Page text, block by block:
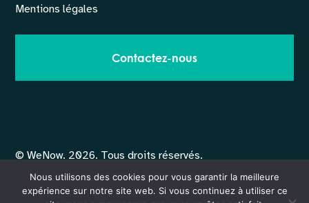
Mentions légales
Contactez-nous
© WeNow. 2026. Tous droits réservés.
No Result
Website Carbon
Nous utilisons des cookies pour vous garantir la meilleure
expérience sur notre site web. Si vous continuez à utiliser ce